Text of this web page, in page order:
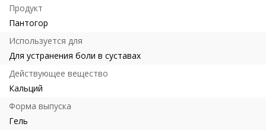
Продукт
Пантогор
Используется для
Для устранения боли в суставах
Действующее вещество
Кальций
Форма выпуска
Гель